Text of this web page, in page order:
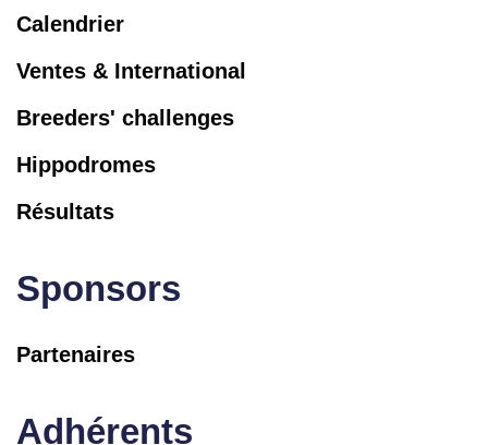
Calendrier
Ventes & International
Breeders' challenges
Hippodromes
Résultats
Sponsors
Partenaires
Adhérents